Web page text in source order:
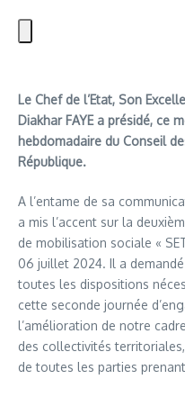
Le Chef de l’Etat, Son
Diakhar FAYE a présidé, ce
hebdomadaire du Conseil
République.
A l’entame de sa
a mis l’accent sur la
de mobilisation sociale «
06 juillet 2024. Il a
toutes les dispositions
cette seconde journée
l’amélioration de notre
des collectivités
de toutes les parties